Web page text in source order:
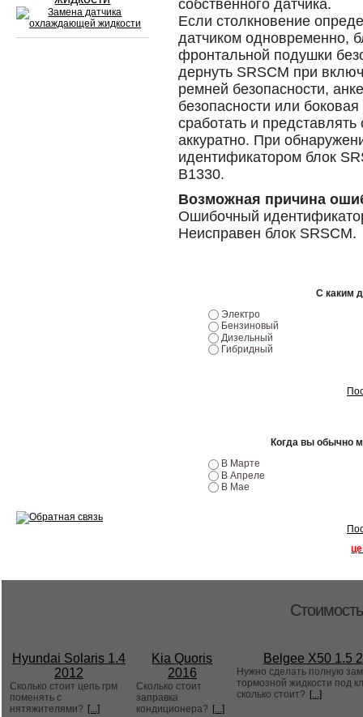
собственного датчика.
Если столкновение
датчиком одновременно,
фронтальной подушки
дернуть SRSCM при
ремней безопасности,
безопасности или
сработать и
аккуратно. При
идентификатором блок
B1330.
Возможная причина
Ошибочный
Неисправен блок SRSCM.
С каким
Электро
Бензиновый
Дизельный
Гибридный
Когда вы обычно
В Марте
В Апреле
В Мае
Hyundai Solaris 1.4
2012
Сколько стоит цепь грм
поменять с
нятяжителями? [...]
Kia Quoris
2016
Сколько стоит
заправка
кондиционера? [...]
Belgee X50 1.5
Нужно сделать полную
тормозной жидкости под
сколько стоит? [...]